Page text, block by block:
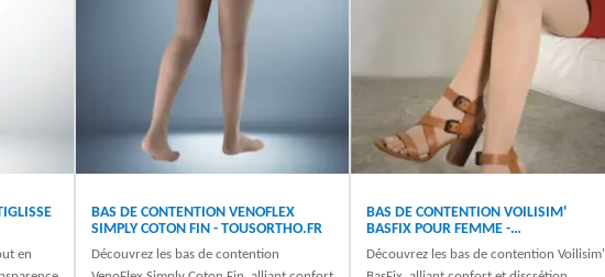
en
BAS DE CONTENTION VENOFLEX
SIMPLY COTON FIN - TOUSORTHO.FR
Découvrez les bas de contention
BAS DE CONTENTION VOILISIM'
BASFIX POUR FEMME -
TOUSORTHO.FR
Découvrez les bas de contention Voilisim'